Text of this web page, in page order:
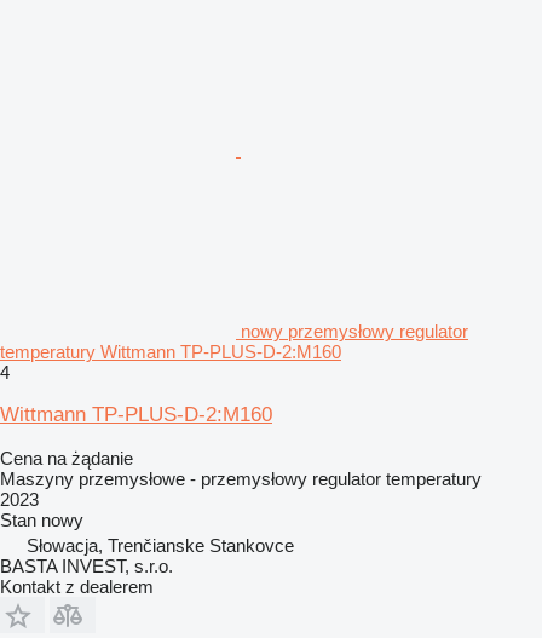
nowy przemysłowy regulator
temperatury Wittmann TP-PLUS-D-2:M160
4
Wittmann TP-PLUS-D-2:M160
Cena na żądanie
Maszyny przemysłowe - przemysłowy regulator temperatury
2023
Stan nowy
Słowacja, Trenčianske Stankovce
BASTA INVEST, s.r.o.
Kontakt z dealerem